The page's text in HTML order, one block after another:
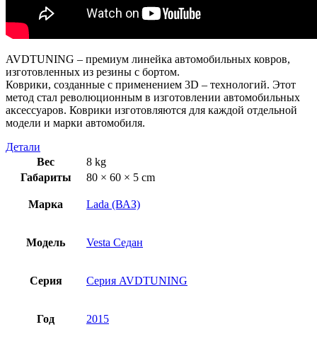
AVDTUNING – премиум линейка автомобильных ковров,
изготовленных из резины с бортом.
Коврики, созданные с применением 3D – технологий. Этот
метод стал революционным в изготовлении автомобильных
аксессуаров. Коврики изготовляются для каждой отдельной
модели и марки автомобиля.
Детали
Вес
8 kg
Габариты
80 × 60 × 5 cm
Марка Lada (ВАЗ)
Модель Vesta Седан
Серия Серия AVDTUNING
Год 2015